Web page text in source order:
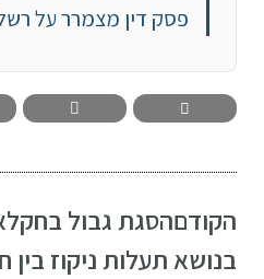
פסק דין מצמרר על
הקודםהסגת גבול
בנושא תעלות ניקוז